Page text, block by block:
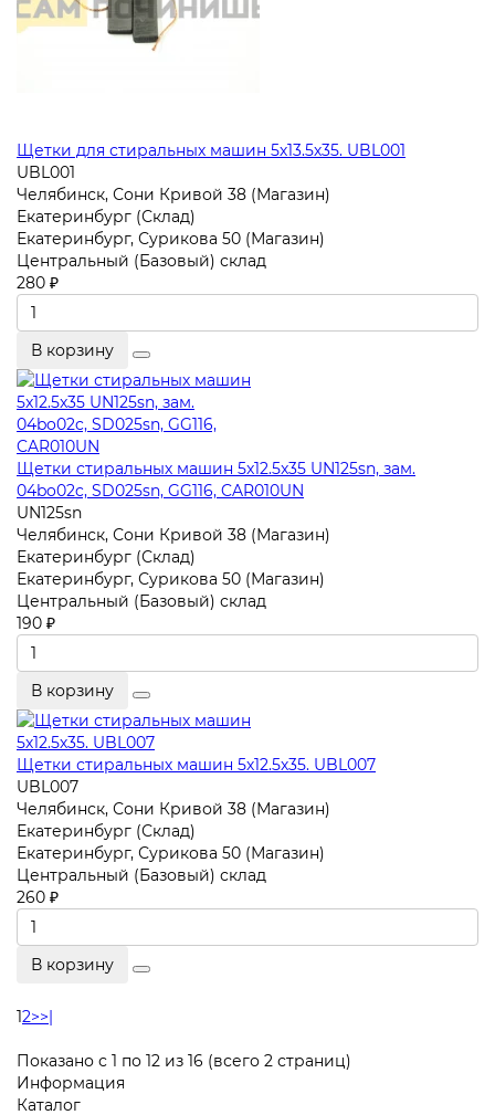
Щетки для стиральных машин 5х13.5х35. UBL001
UBL001
Челябинск, Сони Кривой 38 (Магазин)
Екатеринбург (Склад)
Екатеринбург, Сурикова 50 (Магазин)
Центральный (Базовый) склад
280 ₽
В корзину
Щетки стиральных машин 5x12.5x35 UN125sn, зам.
04bo02c, SD025sn, GG116, CAR010UN
UN125sn
Челябинск, Сони Кривой 38 (Магазин)
Екатеринбург (Склад)
Екатеринбург, Сурикова 50 (Магазин)
Центральный (Базовый) склад
190 ₽
В корзину
Щетки стиральных машин 5х12.5х35. UBL007
UBL007
Челябинск, Сони Кривой 38 (Магазин)
Екатеринбург (Склад)
Екатеринбург, Сурикова 50 (Магазин)
Центральный (Базовый) склад
260 ₽
В корзину
12>>|
Показано с 1 по 12 из 16 (всего 2 страниц)
Информация
Каталог